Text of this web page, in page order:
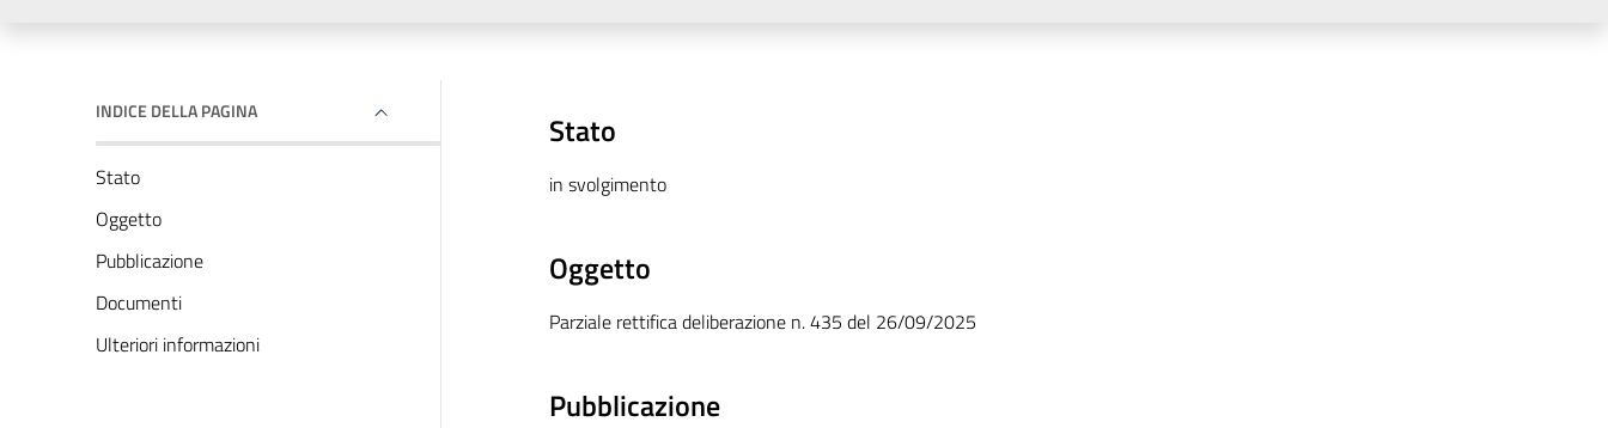
INDICE DELLA PAGINA
Stato
Oggetto
Pubblicazione
Documenti
Ulteriori informazioni
Stato
in svolgimento
Oggetto
Parziale rettifica deliberazione n. 435 del 26/09/2025
Pubblicazione